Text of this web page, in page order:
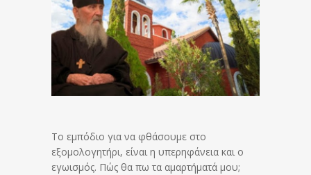
Το εμπόδιο για να φθάσουμε στο
εξομολογητήρι, είναι η υπερηφάνεια και ο
εγωισμός. Πώς θα πω τα αμαρτήματά μου;